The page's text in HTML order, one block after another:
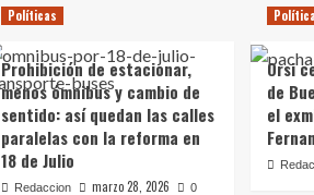
Políticas
Prohibición de estacionar,
menos ómnibus y cambio de
sentido: así quedan las calles
paralelas con la reforma en
18 de Julio
Redaccion marzo 28, 2026 0
Orsi
de
el